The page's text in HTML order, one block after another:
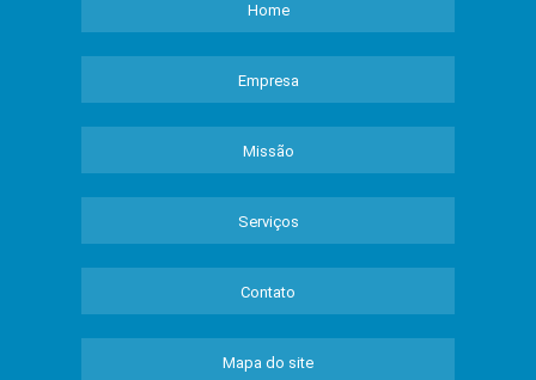
Home
Empresa
Missão
Serviços
Contato
Mapa do site